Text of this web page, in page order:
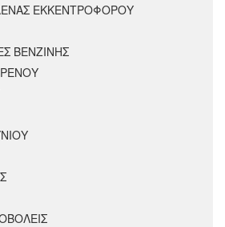
ΕΚΚΕΝΤΡΟΦΟΡΟΥ
ΒΕΝΖΙΝΗΣ